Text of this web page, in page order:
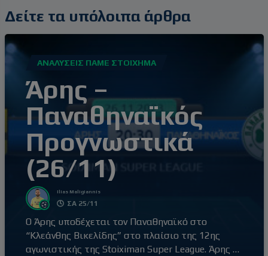
Δείτε τα υπόλοιπα άρθρα
ΑΝΑΛΎΣΕΙΣ ΠΆΜΕ ΣΤΟΊΧΗΜΑ
Άρης –
Παναθηναϊκός
Προγνωστικά
(26/11)
Ilias Maligiannis
ΣΑ 25/11
Ο Άρης υποδέχεται τον Παναθηναϊκό στο
“Κλεάνθης Βικελίδης” στο πλαίσιο της 12ης
αγωνιστικής της Stoiximan Super League. Άρης –